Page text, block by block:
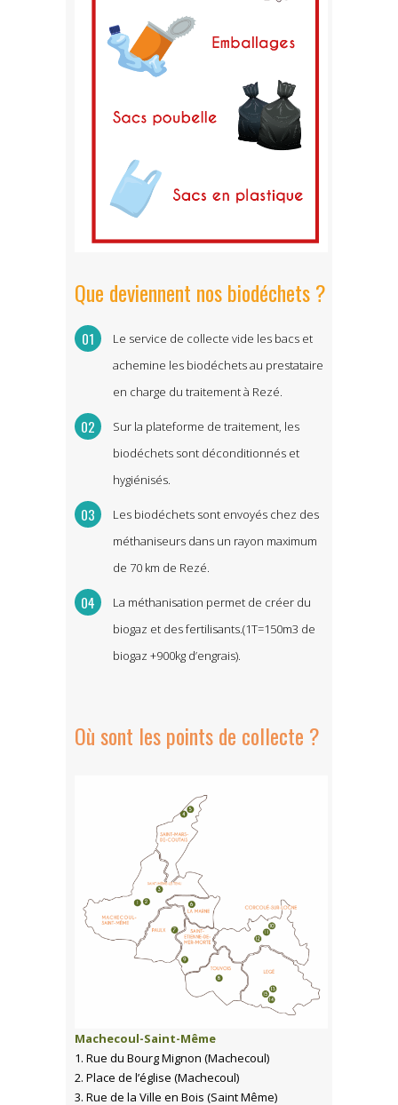
Que deviennent nos biodéchets ?
Le service de collecte vide les bacs et
achemine les biodéchets au prestataire
en charge du traitement à Rezé.
Sur la plateforme de traitement, les
biodéchets sont déconditionnés et
hygiénisés.
Les biodéchets sont envoyés chez des
méthaniseurs dans un rayon maximum
de 70 km de Rezé.
La méthanisation permet de créer du
biogaz et des fertilisants.(1T=150m3 de
biogaz +900kg d’engrais).
Où sont les points de collecte ?
Machecoul-Saint-Même
1. Rue du Bourg Mignon (Machecoul)
2. Place de l’église (Machecoul)
3. Rue de la Ville en Bois (Saint Même)